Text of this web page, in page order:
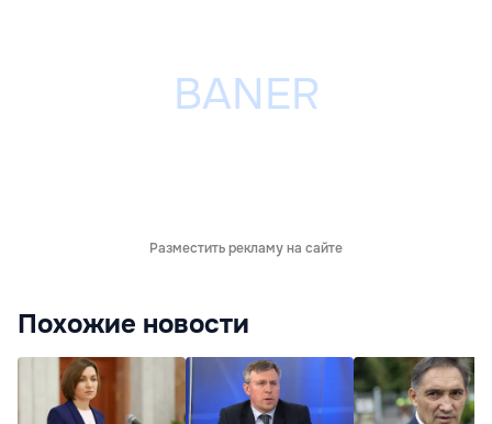
Разместить рекламу на сайте
Похожие новости